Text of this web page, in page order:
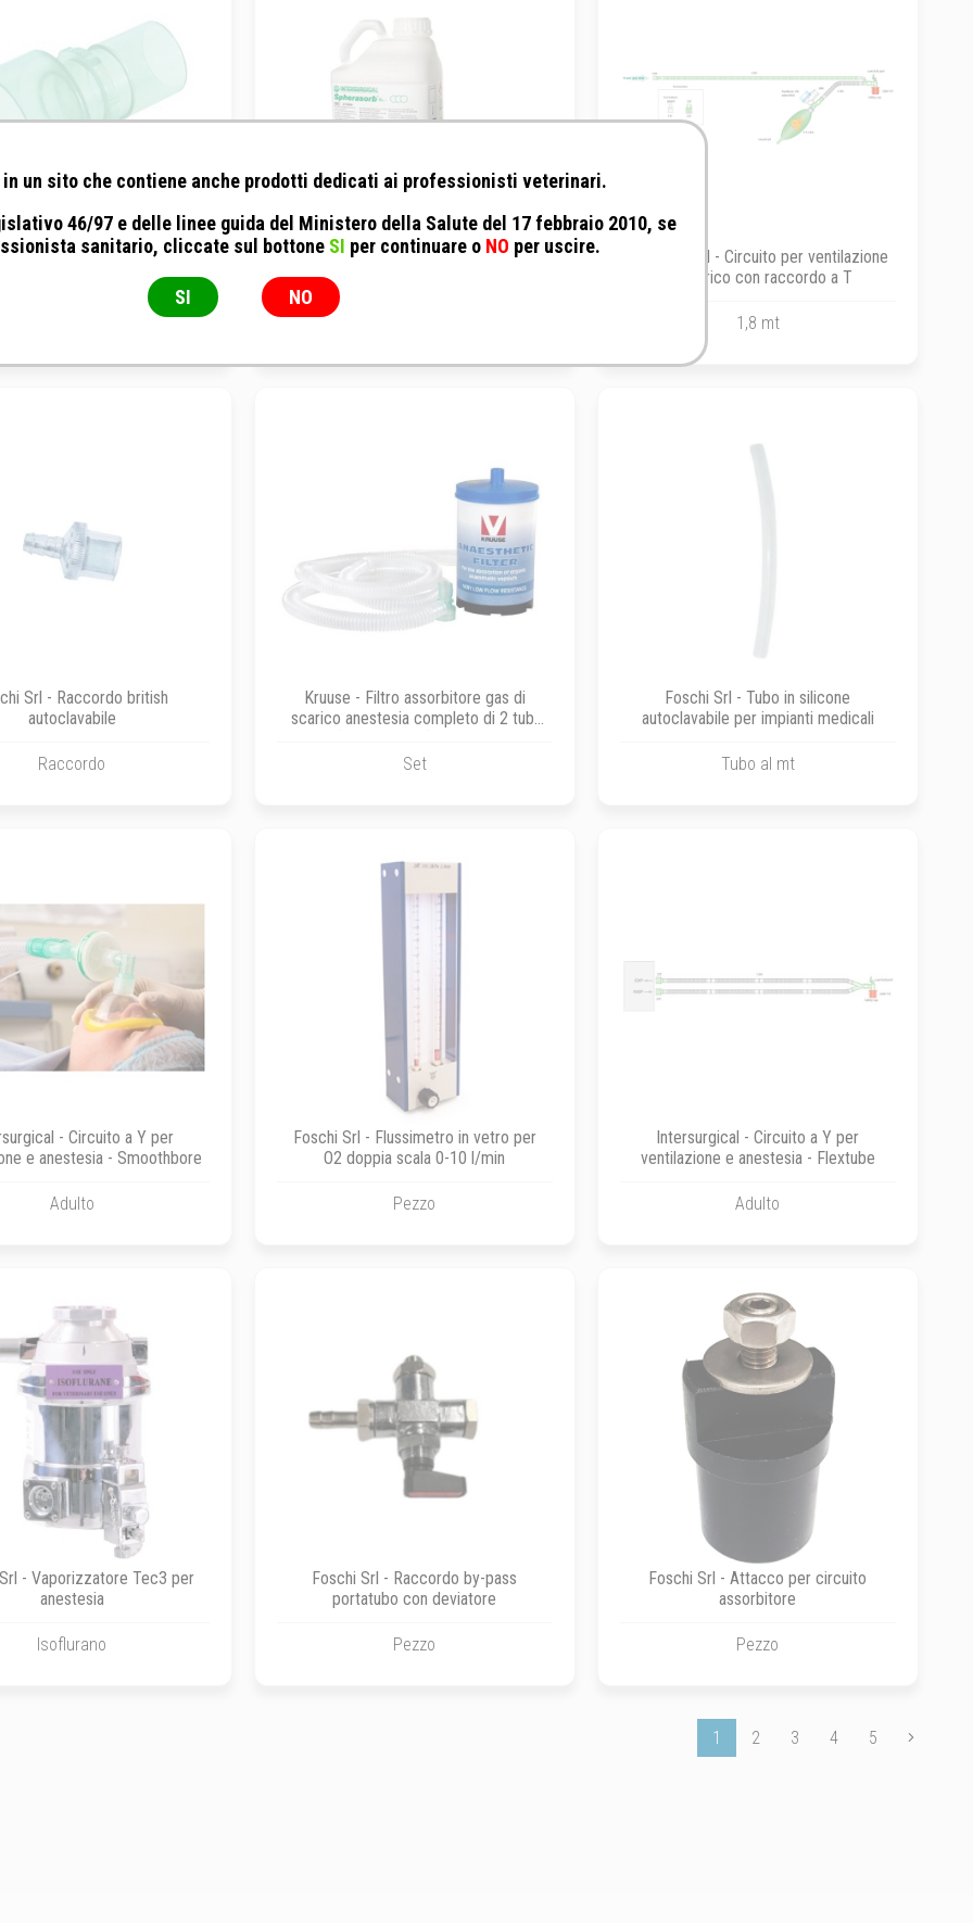
- Raccordo retto
Intersurgical - Calce sodata a sfera
Intersurgical - Circuito per ventilazione
pediatrico con raccordo a T
1,8 mt
Srl - Raccordo british
autoclavabile
Raccordo
Kruuse - Filtro assorbitore gas di
scarico anestesia completo di 2 tubi
Set
Foschi Srl - Tubo in silicone
autoclavabile per impianti medicali
Tubo al mt
- Circuito a Y per
e anestesia - Smoothbore
Adulto
Foschi Srl - Flussimetro in vetro per
O2 doppia scala 0-10 l/min
Pezzo
Intersurgical - Circuito a Y per
ventilazione e anestesia - Flextube
Adulto
- Vaporizzatore Tec3 per
anestesia
Isoflurano
Foschi Srl - Raccordo by-pass
portatubo con deviatore
Pezzo
Foschi Srl - Attacco per circuito
assorbitore
Pezzo
1 2 3 4 5
in un sito che contiene anche prodotti dedicati ai professionisti veterinari.
46/97 e delle linee guida del Ministero della Salute del 17 febbraio 2010, se
sanitario, cliccate sul bottone SI per continuare o NO per uscire.
SI NO